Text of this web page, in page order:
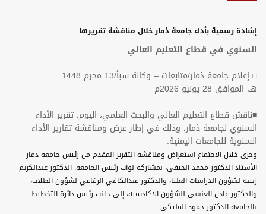
إشادة رسمية بأداء جامعة ذمار خلال مناقشة تقريرها
السنوي في قطاع التعليم العالي
□ إعلام جامعة ذمار/متابعات – وكالة سبأ/13 محرم 1448
هـ، الموافق 28 يونيو 2026م
■ناقش قطاع التعليم العالي والبحث العلمي، اليوم، تقرير الأداء
السنوي لجامعة ذمار، وذلك في إطار عرض ومناقشة تقارير الأداء
السنوية للجامعات اليمنية.
وجرى خلال الاجتماع استعراض ومناقشة التقرير المقدم من رئيس جامعة ذمار
الأستاذ الدكتور محمد الحيفي، بمشاركة نواب رئيس الجامعة: الدكتور عبدالكريم
زبيبة لشؤون الدراسات العليا، والدكتور عبدالكافي الرفاعي لشؤون الطلاب،
والدكتور عادل العنسي للشؤون الأكاديمية، إلى جانب رئيس دائرة التخطيط
بالجامعة الدكتور حمود المليكي.